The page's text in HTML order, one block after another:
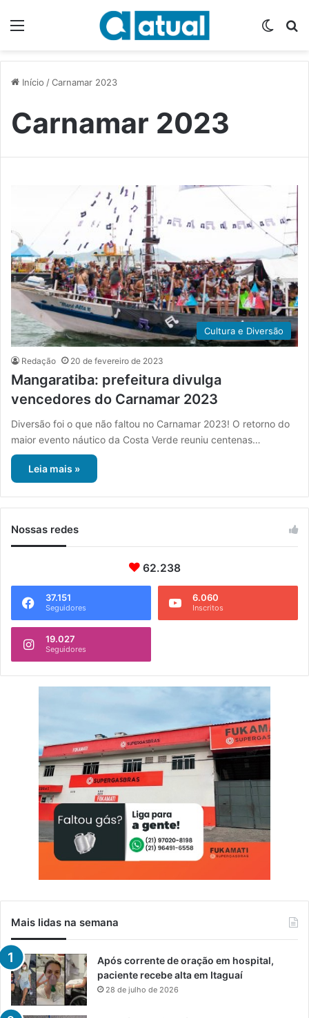
Início /Carnamar 2023
Carnamar 2023
Cultura e Diversão
Redação 20 de fevereiro de 2023
Mangaratiba: prefeitura divulga
vencedores do Carnamar 2023
Diversão foi o que não faltou no Carnamar 2023! O retorno do
maior evento náutico da Costa Verde reuniu centenas…
Leia mais »
Nossas redes
62.238
37.151
Seguidores
6.060
Inscritos
19.027
Seguidores
Mais lidas na semana
Após corrente de oração em hospital,
paciente recebe alta em Itaguaí
28 de julho de 2026